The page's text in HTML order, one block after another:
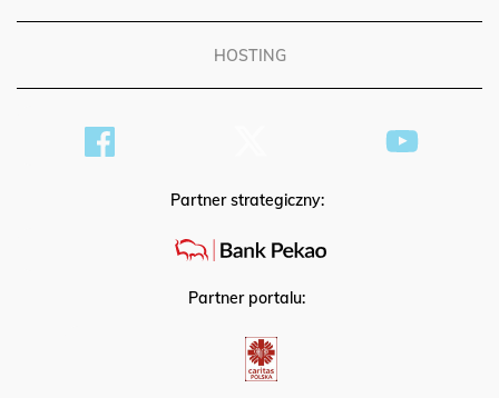
HOSTING
Partner strategiczny:
Partner portalu: